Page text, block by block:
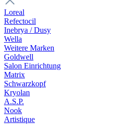
Loreal
Refectocil
Inebrya / Dusy
Wella
Weitere Marken
Goldwell
Salon Einrichtung
Matrix
Schwarzkopf
Kryolan
A.S.P.
Nook
Artistique